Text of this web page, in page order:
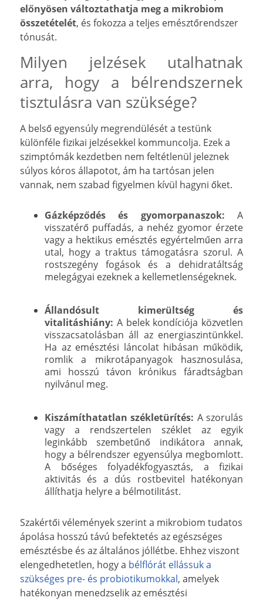
előnyösen változtathatja meg a mikrobiom
összetételét, és fokozza a teljes emésztőrendszer
tónusát.
Milyen jelzések utalhatnak
arra, hogy a bélrendszernek
tisztulásra van szüksége?
A belső egyensúly megrendülését a testünk
különféle fizikai jelzésekkel kommuncolja. Ezek a
szimptómák kezdetben nem feltétlenül jeleznek
súlyos kóros állapotot, ám ha tartósan jelen
vannak, nem szabad figyelmen kívül hagyni őket.
Gázképződés és gyomorpanaszok: A
visszatérő puffadás, a nehéz gyomor érzete
vagy a hektikus emésztés egyértelműen arra
utal, hogy a traktus támogatásra szorul. A
rostszegény fogások és a dehidratáltság
melegágyai ezeknek a kellemetlenségeknek.
Állandósult kimerültség és
vitalitáshiány: A belek kondíciója közvetlen
visszacsatolásban áll az energiaszintünkkel.
Ha az emésztési láncolat hibásan működik,
romlik a mikrotápanyagok hasznosulása,
ami hosszú távon krónikus fáradtságban
nyilvánul meg.
Kiszámíthatatlan székletürítés: A szorulás
vagy a rendszertelen széklet az egyik
leginkább szembetűnő indikátora annak,
hogy a bélrendszer egyensúlya megbomlott.
A bőséges folyadékfogyasztás, a fizikai
aktivitás és a dús rostbevitel hatékonyan
állíthatja helyre a bélmotilitást.
Szakértői vélemények szerint a mikrobiom tudatos
ápolása hosszú távú befektetés az egészséges
emésztésbe és az általános jóllétbe. Ehhez viszont
elengedhetetlen, hogy a bélflórát ellássuk a
szükséges pre- és probiotikumokkal, amelyek
hatékonyan menedzselik az emésztési